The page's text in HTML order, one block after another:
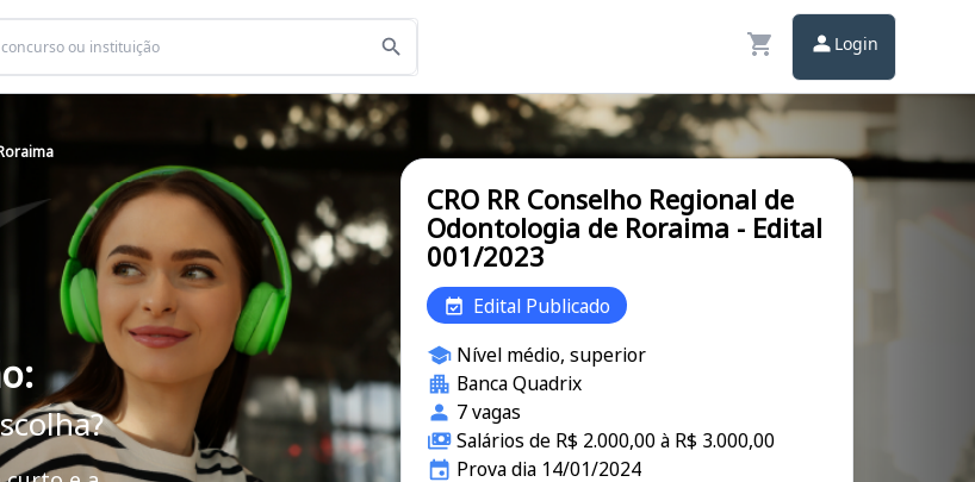
Login
CRO RR Conselho Regional de
Odontologia de Roraima - Edital
001/2023
Edital Publicado
Nível médio, superior
Banca Quadrix
7 vagas
Salários de R$ 2.000,00 à R$ 3.000,00
Prova dia 14/01/2024